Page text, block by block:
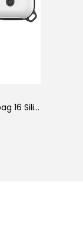
Apple Airpods 3. Nesil Ecruz Airbag 16 Silikon 1-1 Su Geçirmez Uyumlu Kılıf